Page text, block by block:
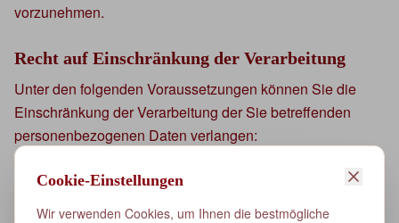
Cookie-Einstellungen
Wir verwenden Cookies, um Ihnen die bestmögliche
vorzunehmen.
Recht auf Einschränkung der Verarbeitung
Unter den folgenden Voraussetzungen können Sie die
Einschränkung der Verarbeitung der Sie betreffenden
personenbezogenen Daten verlangen:
personenbezogenen Daten für eine Dauer bestreiten,
die es dem Verantwortlichen ermöglicht, die Richtigkeit